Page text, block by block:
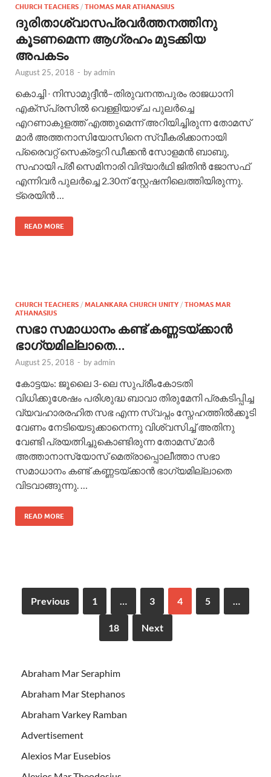
CHURCH TEACHERS / THOMAS MAR ATHANASIUS
ദുരിതാശ്വാസപ്രവർത്തനത്തിനു
കൂടണമെന്ന ആഗ്രഹം മുടക്കിയ
അപകടം
August 25, 2018 - byadmin
കൊച്ചി ∙ നിസാമുദ്ദീൻ–തിരുവനന്തപുരം രാജധാനി
എക്സ്പ്രസിൽ വെള്ളിയാഴ്ച പുലർച്ചെ
എറണാകുളത്ത് എത്തുമെന്ന് അറിയിച്ചിരുന്ന തോമസ്
മാർ അത്തനാസിയോസിനെ സ്വീകരിക്കാനായി
പ്രൈവറ്റ് സെക്രട്ടറി ഡീക്കൻ സോളമൻ ബാബു,
സഹായി പ്രീ സെമിനാരി വിദ്യാർഥി ജിതിൻ ജോസഫ്
എന്നിവർ പുലർച്ചെ 2.30ന് സ്റ്റേഷനിലെത്തിയിരുന്നു.
ട്രെയിൻ …
READ MORE
CHURCH TEACHERS / MALANKARA CHURCH UNITY / THOMAS MAR
ATHANASIUS
സഭാ സമാധാനം കണ്ട് കണ്ണടയ്ക്കാന്‍
ഭാഗ്യമില്ലാതെ…
August 25, 2018 - byadmin
കോട്ടയം: ജൂലൈ 3-ലെ സുപ്രീംകോടതി
വിധിക്കുശേഷം പരിശുദ്ധ ബാവാ തിരുമേനി പ്രകടിപ്പിച്ച
വ്യവഹാരരഹിത സഭ എന്ന സ്വപ്നം സ്നേഹത്തില്‍ക്കൂടി
വേണം നേടിയെടുക്കാനെന്നു വിശ്വസിച്ച് അതിനു
വേണ്ടി പ്രയത്നിച്ചുകൊണ്ടിരുന്ന തോമസ് മാര്‍
അത്താനാസ്യോസ് മെത്രാപ്പൊലീത്താ സഭാ
സമാധാനം കണ്ട് കണ്ണടയ്ക്കാന്‍ ഭാഗ്യമില്ലാതെ
വിടവാങ്ങുന്നു. …
READ MORE
Previous 1 … 3 4 5 …
18 Next
Abraham Mar Seraphim
Abraham Mar Stephanos
Abraham Varkey Ramban
Advertisement
Alexios Mar Eusebios